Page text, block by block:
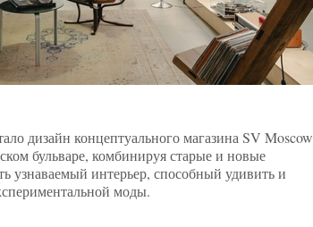
дизайн концептуального магазина SV Moscow
бульваре, комбинируя старые и новые
узнаваемый интерьер, способный удивить и
моды.